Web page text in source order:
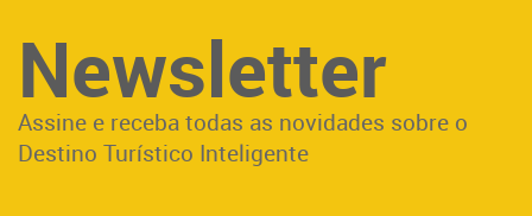
Newsletter
Assine e receba todas as novidades sobre o
Destino Turístico Inteligente